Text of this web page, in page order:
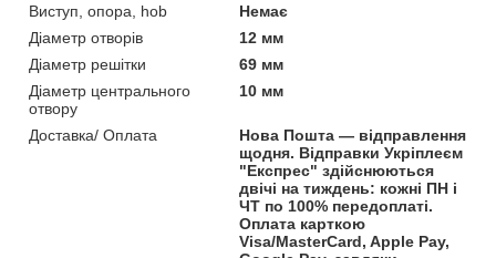
Виступ, опора, hob
Немає
Діаметр отворів
12 мм
Діаметр решітки
69 мм
Діаметр центрального
отвору
10 мм
Доставка/ Оплата
Нова Пошта — відправлення
щодня. Відправки Укріплеєм
"Експрес" здійснюються
двічі на тиждень: кожні ПН і
ЧТ по 100% передоплаті.
Оплата карткою
Visa/MasterCard, Apple Pay,